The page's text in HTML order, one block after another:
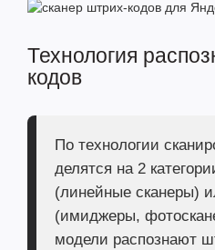
Технология
кодов
По технологии
делятся на 2
(линейные сканеры)
(имиджеры,
модели распознают